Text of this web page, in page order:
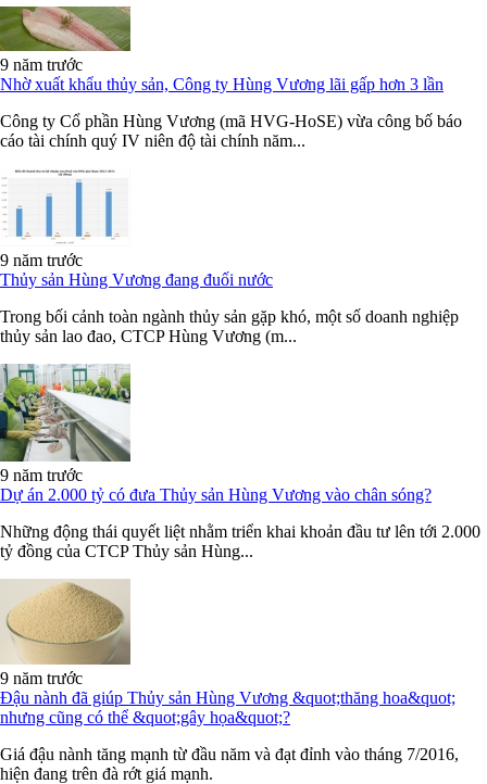
9 năm trước
Nhờ xuất khẩu thủy sản, Công ty Hùng Vương lãi gấp hơn 3 lần
Công ty Cổ phần Hùng Vương (mã HVG-HoSE) vừa công bố báo
cáo tài chính quý IV niên độ tài chính năm...
9 năm trước
Thủy sản Hùng Vương đang đuối nước
Trong bối cảnh toàn ngành thủy sản gặp khó, một số doanh nghiệp
thủy sản lao đao, CTCP Hùng Vương (m...
9 năm trước
Dự án 2.000 tỷ có đưa Thủy sản Hùng Vương vào chân sóng?
Những động thái quyết liệt nhằm triển khai khoản đầu tư lên tới 2.000
tỷ đồng của CTCP Thủy sản Hùng...
9 năm trước
Đậu nành đã giúp Thủy sản Hùng Vương &quot;thăng hoa&quot;
nhưng cũng có thể &quot;gây họa&quot;?
Giá đậu nành tăng mạnh từ đầu năm và đạt đỉnh vào tháng 7/2016,
hiện đang trên đà rớt giá mạnh.